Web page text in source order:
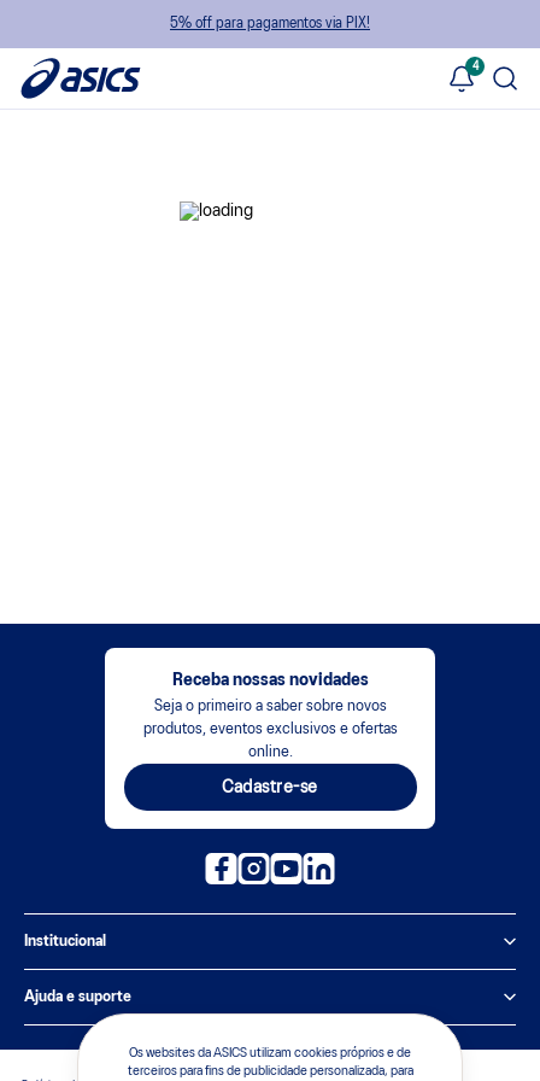
5% off para pagamentos via PIX!
4
Os websites da ASICS utilizam cookies próprios e de
terceiros para fins de publicidade personalizada, para
Receba nossas novidades
Seja o primeiro a saber sobre novos
produtos, eventos exclusivos e ofertas
online.
Cadastre-se
Institucional
Política de Privacidade
Sobre a ASICS
Sustentabilidade
Ajuda e suporte
Central de Relacionamento